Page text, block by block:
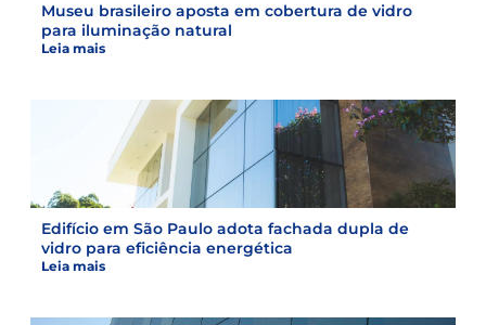
Museu brasileiro aposta em cobertura de vidro
para iluminação natural
Leia mais
Edifício em São Paulo adota fachada dupla de
vidro para eficiência energética
Leia mais